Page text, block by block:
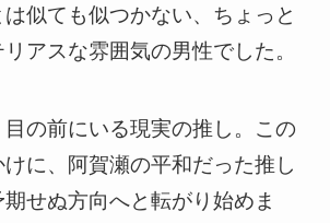
似ても似つかない、ちょっと
アスな雰囲気の男性でした。
の前にいる現実の推し。この
に、阿賀瀬の平和だった推し
せぬ方向へと転がり始めま